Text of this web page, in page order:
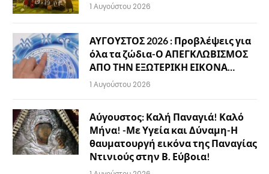
1 Αυγούστου 2026
ΑΥΓΟΥΣΤΟΣ 2026 : Προβλέψεις για
όλα τα ζώδια-Ο ΑΠΕΓΚΛΩΒΙΣΜΟΣ
ΑΠΟ ΤΗΝ ΕΞΩΤΕΡΙΚΗ ΕΙΚΟΝΑ…
1 Αυγούστου 2026
Αύγουστος: Καλή Παναγιά! Καλό
Μήνα! -Με Υγεία και Δύναμη-Η
θαυματουργή εικόνα της Παναγίας
Ντινιούς στην Β. Εύβοια!